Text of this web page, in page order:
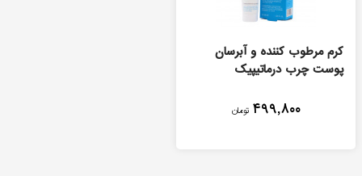
کرم مرطوب کننده و آبرسان
پوست چرب درماتيپيک
۴۹۹,۸۰۰ تومان